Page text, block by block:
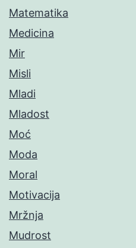
Matematika
Medicina
Mir
Misli
Mladi
Mladost
Moć
Moda
Moral
Motivacija
Mržnja
Mudrost